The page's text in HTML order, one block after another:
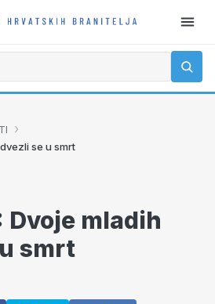
›
se u smrt
Dvoje mladih
smrt